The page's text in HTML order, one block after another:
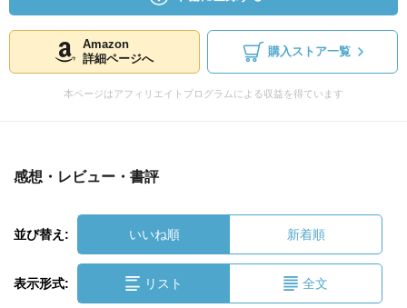
Amazon
詳細ページへ
購入ストア一覧
本ページはアフィリエイトプログラムによる収益を得ています
感想・レビュー・書評
並び替え: いいね順 新着順
表示形式: リスト 全文